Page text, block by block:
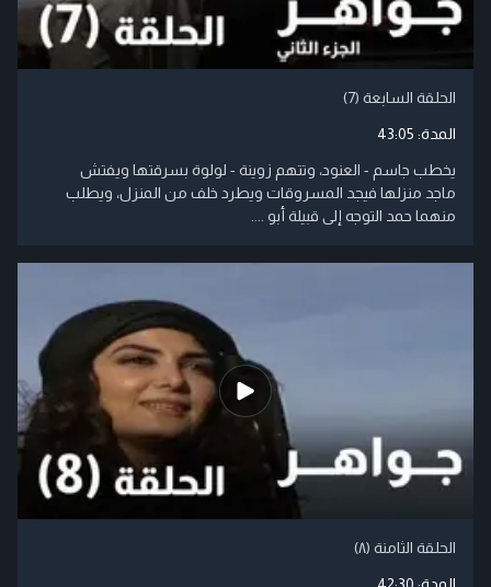
الحلقة السابعة (7)
المدة: 43:05
يخطب جاسم - العنود، وتتهم زوينة - لولوة بسرقتها ويفتش
ماجد منزلها فيجد المسروقات ويطرد خلف من المنزل، ويطلب
منهما حمد التوجه إلى قبيلة أبو ....
الحلقة الثامنة (۸)